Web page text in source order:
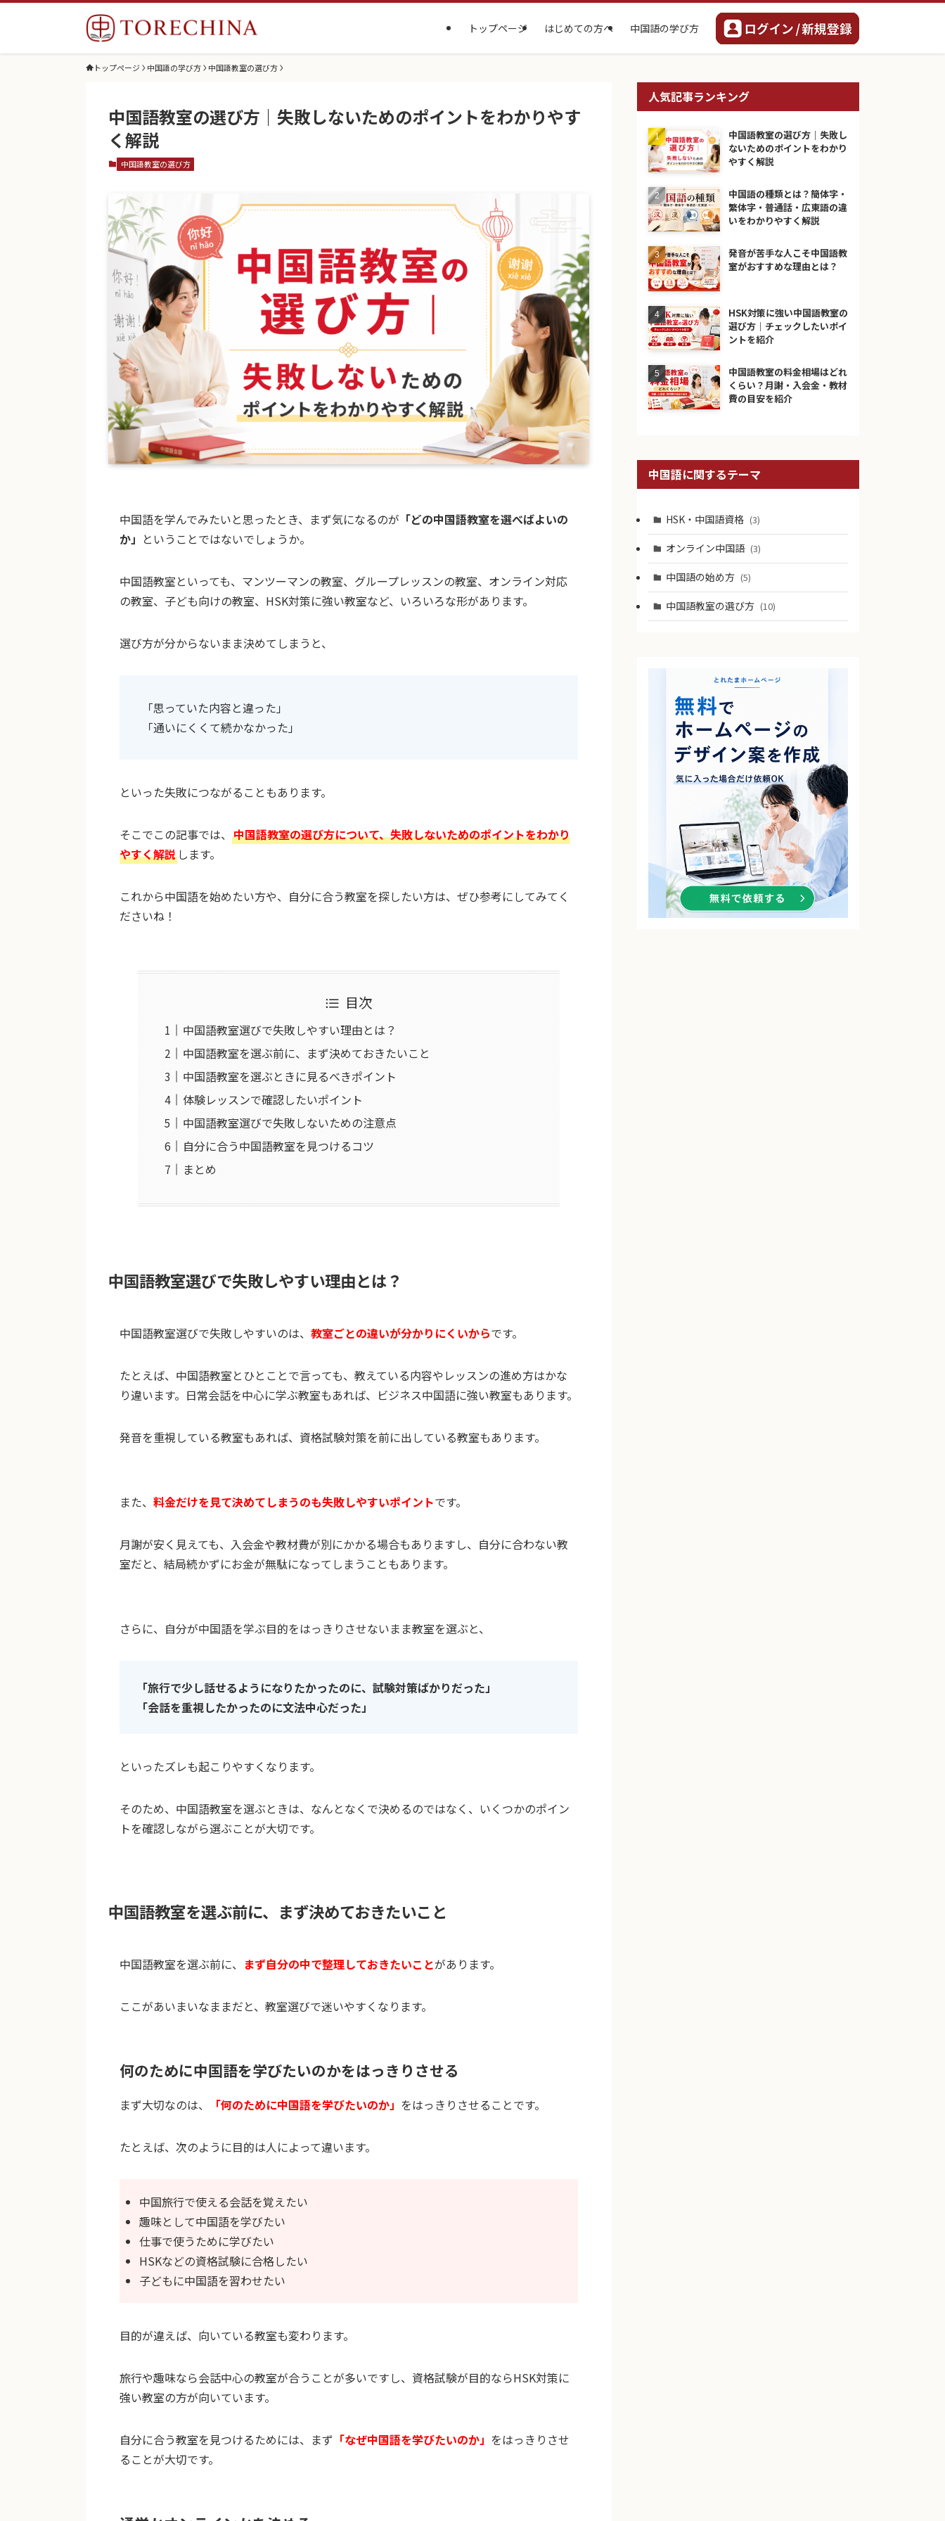
トップページ はじめての方へ 中国語の学び方
トップページ 中国語の学び方 中国語教室の選び方
中国語教室の選び方｜失敗しないためのポイントをわかりやす
く解説
中国語教室の選び方
中国語を学んでみたいと思ったとき、まず気になるのが 「どの中国語教室を選べばよいの
か」 ということではないでしょうか。
中国語教室といっても、マンツーマンの教室、グループレッスンの教室、オンライン対応
の教室、子ども向けの教室、HSK対策に強い教室など、いろいろな形があります。
選び方が分からないまま決めてしまうと、
「思っていた内容と違った」
「通いにくくて続かなかった」
といった失敗につながることもあります。
そこでこの記事では、 中国語教室の選び方について、失敗しないためのポイントをわかり
やすく解説 します。
これから中国語を始めたい方や、自分に合う教室を探したい方は、ぜひ参考にしてみてく
ださいね！
目次
中国語教室選びで失敗しやすい理由とは？
中国語教室を選ぶ前に、まず決めておきたいこと
中国語教室を選ぶときに見るべきポイント
体験レッスンで確認したいポイント
中国語教室選びで失敗しないための注意点
自分に合う中国語教室を見つけるコツ
まとめ
中国語教室選びで失敗しやすい理由とは？
中国語教室選びで失敗しやすいのは、 教室ごとの違いが分かりにくいからです。
たとえば、中国語教室とひとことで言っても、教えている内容やレッスンの進め方はかな
り違います。日常会話を中心に学ぶ教室もあれば、ビジネス中国語に強い教室もあります。
発音を重視している教室もあれば、資格試験対策を前に出している教室もあります。
また、 料金だけを見て決めてしまうのも失敗しやすいポイントです。
月謝が安く見えても、入会金や教材費が別にかかる場合もありますし、自分に合わない教
室だと、結局続かずにお金が無駄になってしまうこともあります。
さらに、自分が中国語を学ぶ目的をはっきりさせないまま教室を選ぶと、
「旅行で少し話せるようになりたかったのに、試験対策ばかりだった」
「会話を重視したかったのに文法中心だった」
といったズレも起こりやすくなります。
そのため、中国語教室を選ぶときは、なんとなくで決めるのではなく、いくつかのポイン
トを確認しながら選ぶことが大切です。
中国語教室を選ぶ前に、まず決めておきたいこと
中国語教室を選ぶ前に、 まず自分の中で整理しておきたいことがあります。
ここがあいまいなままだと、教室選びで迷いやすくなります。
何のために中国語を学びたいのかをはっきりさせる
まず大切なのは、 「何のために中国語を学びたいのか」 をはっきりさせることです。
たとえば、次のように目的は人によって違います。
中国旅行で使える会話を覚えたい
趣味として中国語を学びたい
仕事で使うために学びたい
HSKなどの資格試験に合格したい
子どもに中国語を習わせたい
目的が違えば、向いている教室も変わります。
旅行や趣味なら会話中心の教室が合うことが多いですし、資格試験が目的ならHSK対策に
強い教室の方が向いています。
自分に合う教室を見つけるためには、まず 「なぜ中国語を学びたいのか」 をはっきりさせ
ることが大切です。
人気記事ランキング
中国語教室の選び方｜失敗し
ないためのポイントをわかり
やすく解説
中国語の種類とは？簡体字・
繁体字・普通話・広東語の違
いをわかりやすく解説
発音が苦手な人こそ中国語教
室がおすすめな理由とは？
HSK対策に強い中国語教室の
選び方｜チェックしたいポイ
ントを紹介
中国語教室の料金相場はどれ
くらい？月謝・入会金・教材
費の目安を紹介
中国語に関するテーマ
HSK・中国語資格 (3)
オンライン中国語 (3)
中国語の始め方 (5)
中国語教室の選び方 (10)